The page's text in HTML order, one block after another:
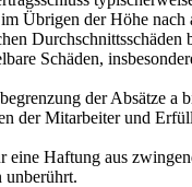
Übrigen der Höhe nach
Durchschnittsschäden
Schäden,
der Absätze a
der Mitarbeiter und
eine Haftung aus
unberührt.